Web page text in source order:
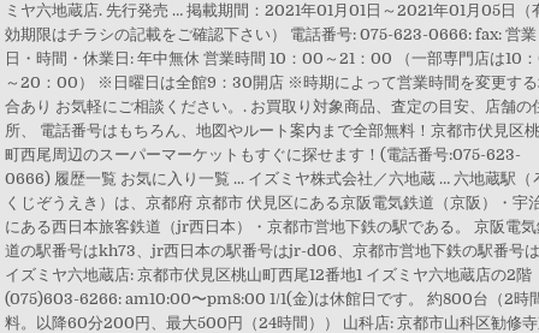
ミヤ六地蔵店. 先行発売 … 掲載期間：2021年01月01日～2021年01月05日（
効期限はチラシの記載をご確認下さい） 電話番号: 075-623-0666: fax: 営業
日・時間・休業日: 年中無休 営業時間 10：00～21：00 （一部専門店は10
～20：00） ※日曜日は全館9：30開店 ※時期によって営業時間を変更す
合あり お気軽にご相談ください。. お買取り対象商品、査定の目安、店舗の
所、 電話番号はもちろん、地図やルート案内まで全部無料！京都市伏見区
町西尾周辺のスーパーマーケットもすぐに探せます！(電話番号:075-623-
0666) 履歴一覧 お気に入り一覧 ... イズミヤ株式会社／六地蔵 … 六地蔵駅（
くじぞうえき）は、京都府 京都市 伏見区にある京阪電気鉄道（京阪）・宇
にある西日本旅客鉄道（jr西日本）・京都市営地下鉄の駅である。 京阪電
道の駅番号はkh73、jr西日本の駅番号はjr-d06、京都市営地下鉄の駅番号
イズミヤ六地蔵店: 京都市伏見区桃山町西尾12番地1 イズミヤ六地蔵店の2階
(075)603-6266: am10:00〜pm8:00 1/1(金)は休館日です。 約800台（2時
料。以降60分200円、最大500円（24時間）） 山科店: 京都市山科区勧修